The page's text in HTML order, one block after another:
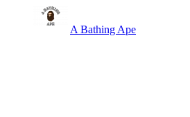
A Bathing Ape